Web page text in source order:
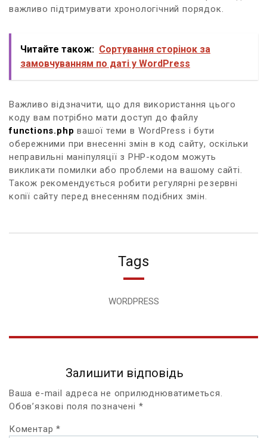
важливо підтримувати хронологічний порядок.
Читайте також: Сортування сторінок за
замовчуванням по даті у WordPress
Важливо відзначити, що для використання цього
коду вам потрібно мати доступ до файлу
functions.php вашої теми в WordPress і бути
обережними при внесенні змін в код сайту, оскільки
неправильні маніпуляції з PHP-кодом можуть
викликати помилки або проблеми на вашому сайті.
Також рекомендується робити регулярні резервні
копії сайту перед внесенням подібних змін.
Tags
WORDPRESS
Залишити відповідь
Ваша e-mail адреса не оприлюднюватиметься.
Обов’язкові поля позначені *
Коментар*